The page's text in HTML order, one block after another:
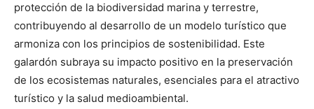
protección de la biodiversidad marina y terrestre,
contribuyendo al desarrollo de un modelo turístico que
armoniza con los principios de sostenibilidad. Este
galardón subraya su impacto positivo en la preservación
de los ecosistemas naturales, esenciales para el atractivo
turístico y la salud medioambiental.